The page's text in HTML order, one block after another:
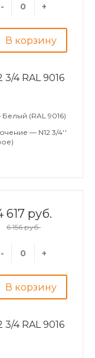
- +
В корзину
4 RAL 9016
(RAL 9016)
— N12 3/4''
617 руб.
6 156 руб.
- +
В корзину
4 RAL 9016